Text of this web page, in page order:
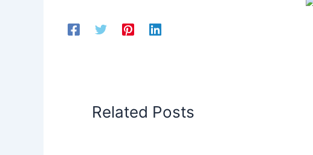
Related Posts